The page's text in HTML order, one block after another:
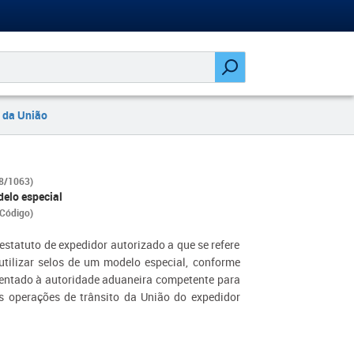
União
1063)
especial
de expedidor autorizado a que se refere
selos de um modelo especial, conforme
à autoridade aduaneira competente para
operações de trânsito da União do expedidor